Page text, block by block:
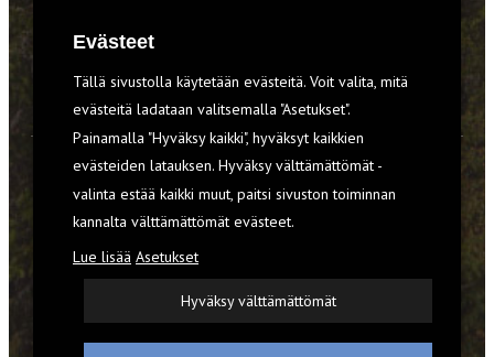
VARUSTEET
TILAA RETKI-LEHTI
YHTEYSTIEDOT
REKISTERISELOSTE
EVÄSTEET
Evästeet
Tällä sivustolla käytetään evästeitä. Voit valita, mitä
evästeitä ladataan valitsemalla "Asetukset".
Painamalla "Hyväksy kaikki", hyväksyt kaikkien
evästeiden latauksen. Hyväksy välttämättömät -
valinta estää kaikki muut, paitsi sivuston toiminnan
kannalta välttämättömät evästeet.
Lue lisää Asetukset
Hyväksy välttämättömät